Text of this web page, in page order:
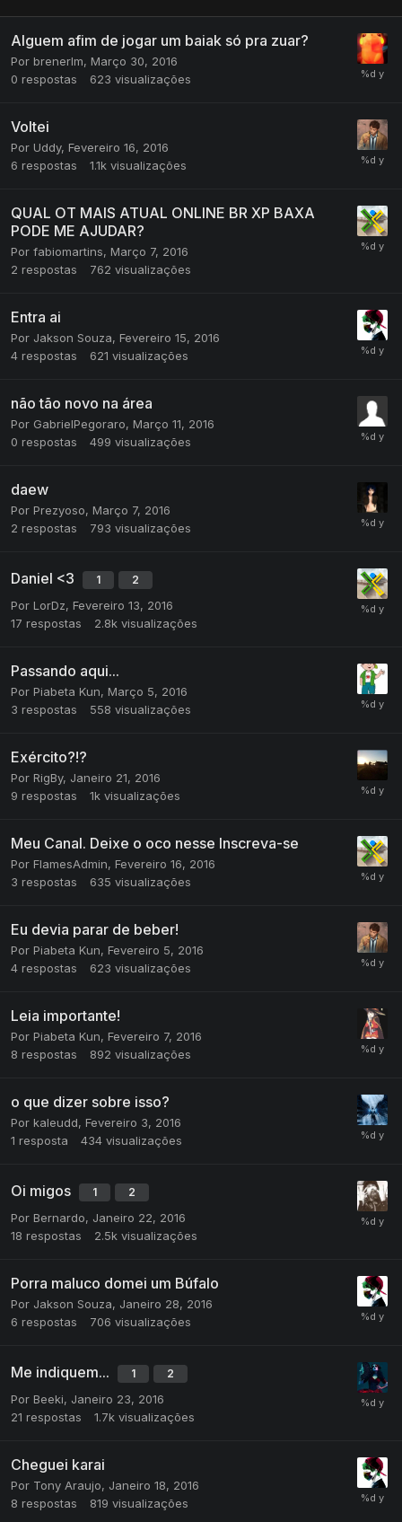
Alguem afim de jogar um baiak só pra zuar?
Por brenerlm, Março 30, 2016
0 respostas 623 visualizações
Voltei
Por Uddy, Fevereiro 16, 2016
6 respostas 1.1k visualizações
QUAL OT MAIS ATUAL ONLINE BR XP BAXA
PODE ME AJUDAR?
Por fabiomartins, Março 7, 2016
2 respostas 762 visualizações
Entra ai
Por Jakson Souza, Fevereiro 15, 2016
4 respostas 621 visualizações
não tão novo na área
Por GabrielPegoraro, Março 11, 2016
0 respostas 499 visualizações
daew
Por Prezyoso, Março 7, 2016
2 respostas 793 visualizações
Daniel <3 1 2
Por LorDz, Fevereiro 13, 2016
17 respostas 2.8k visualizações
Passando aqui...
Por Piabeta Kun, Março 5, 2016
3 respostas 558 visualizações
Exército?!?
Por RigBy, Janeiro 21, 2016
9 respostas 1k visualizações
Meu Canal. Deixe o oco nesse Inscreva-se
Por FlamesAdmin, Fevereiro 16, 2016
3 respostas 635 visualizações
Eu devia parar de beber!
Por Piabeta Kun, Fevereiro 5, 2016
4 respostas 623 visualizações
Leia importante!
Por Piabeta Kun, Fevereiro 7, 2016
8 respostas 892 visualizações
o que dizer sobre isso?
Por kaleudd, Fevereiro 3, 2016
1 resposta 434 visualizações
Oi migos 1 2
Por Bernardo, Janeiro 22, 2016
18 respostas 2.5k visualizações
Porra maluco domei um Búfalo
Por Jakson Souza, Janeiro 28, 2016
6 respostas 706 visualizações
Me indiquem... 1 2
Por Beeki, Janeiro 23, 2016
21 respostas 1.7k visualizações
Cheguei karai
Por Tony Araujo, Janeiro 18, 2016
8 respostas 819 visualizações